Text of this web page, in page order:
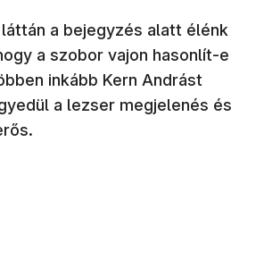
a bejegyzés alatt élénk
a szobor vajon hasonlít-e
inkább Kern Andrást
a lezser megjelenés és